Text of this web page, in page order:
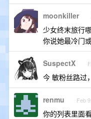
moonkiller
少女终末旅行
你说她最冷门
SuspectX
今 敏粉丝路过
renmu Feb
你的列表里面